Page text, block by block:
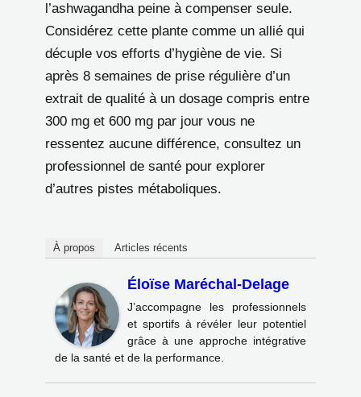
l’ashwagandha peine à compenser seule.
Considérez cette plante comme un allié qui
décuple vos efforts d’hygiène de vie. Si
après 8 semaines de prise régulière d’un
extrait de qualité à un dosage compris entre
300 mg et 600 mg par jour vous ne
ressentez aucune différence, consultez un
professionnel de santé pour explorer
d’autres pistes métaboliques.
À propos Articles récents
Éloïse Maréchal-Delage
J’accompagne les professionnels
et sportifs à révéler leur potentiel
grâce à une approche intégrative
de la santé et de la performance.